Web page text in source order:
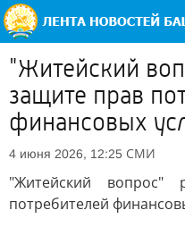
"Житейский
защите прав
финансовых
4 июня 2026, 12:25 СМИ
"Житейский вопрос"
потребителей